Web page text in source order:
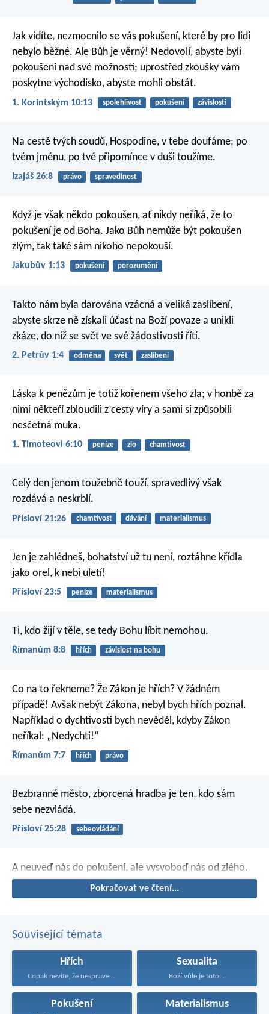
Jak vidíte, nezmocnilo se vás pokušení, které by pro lidi
nebylo běžné. Ale Bůh je věrný! Nedovolí, abyste byli
pokoušeni nad své možnosti; uprostřed zkoušky vám
poskytne východisko, abyste mohli obstát.
1. Korintským 10:13 spolehlivost pokušení závislosti
Na cestě tvých soudů, Hospodine, v tebe doufáme; po
tvém jménu, po tvé připomínce v duši toužíme.
Izajáš 26:8 právo spravedlnost
Když je však někdo pokoušen, ať nikdy neříká, že to
pokušení je od Boha. Jako Bůh nemůže být pokoušen
zlým, tak také sám nikoho nepokouší.
Jakubův 1:13 pokušení porozumění
Takto nám byla darována vzácná a veliká zaslíbení,
abyste skrze ně získali účast na Boží povaze a unikli
zkáze, do níž se svět ve své žádostivosti řítí.
2. Petrův 1:4 odměna svět zaslíbení
Láska k penězům je totiž kořenem všeho zla; v honbě za
nimi někteří zbloudili z cesty víry a sami si způsobili
nesčetná muka.
1. Timoteovi 6:10 peníze zlo chamtivost
Celý den jenom toužebně touží, spravedlivý však
rozdává a neskrblí.
Přísloví 21:26 chamtivost dávání materialismus
Jen je zahlédneš, bohatství už tu není, roztáhne křídla
jako orel, k nebi uletí!
Přísloví 23:5 peníze materialismus
Ti, kdo žijí v těle, se tedy Bohu líbit nemohou.
Římanům 8:8 hřích závislost na bohu
Co na to řekneme? Že Zákon je hřích? V žádném
případě! Avšak nebýt Zákona, nebyl bych hřích poznal.
Například o dychtivosti bych nevěděl, kdyby Zákon
neříkal: „Nedychti!“
Římanům 7:7 hřích právo
Bezbranné město, zborcená hradba je ten, kdo sám
sebe nezvládá.
Přísloví 25:28 sebeovládání
A neuveď nás do pokušení, ale vysvoboď nás od zlého.
Pokračovat ve čtení...
Související témata
Hřích
Copak nevíte, že nespravedliví...
Sexualita
Boží vůle je toto...
Pokušení Materialismus